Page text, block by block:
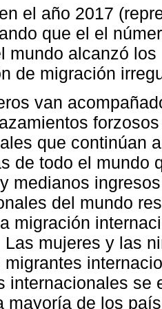
el año 2017
que el el
mundo alcanzó
de migración
van
que continúan
de todo el mundo
medianos
del mundo
migración
Las mujeres y las
migrantes
internacionales se
mayoría de los